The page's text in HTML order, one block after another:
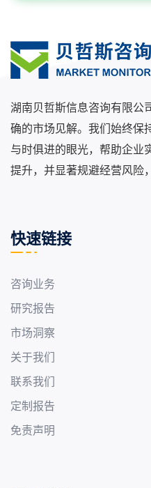
湖南贝哲斯信息咨询有限公
确的市场见解。我们始终保
与时俱进的眼光，帮助企业
提升，并显著规避经营风险
快速链接
咨询业务
研究报告
市场洞察
关于我们
联系我们
定制报告
免责声明